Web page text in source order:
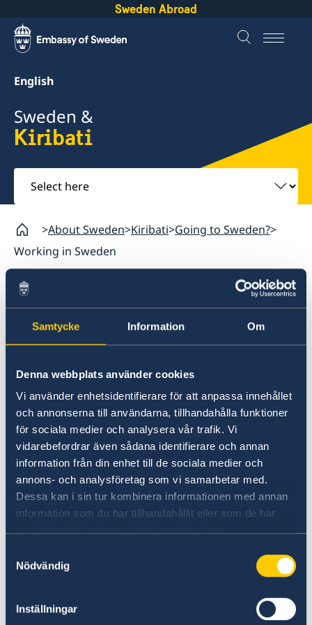
Samtycke Information Om
Denna webbplats använder cookies
Vi använder enhetsidentifierare för att anpassa innehållet
och annonserna till användarna, tillhandahålla funktioner
för sociala medier och analysera vår trafik. Vi
vidarebefordrar även sådana identifierare och annan
information från din enhet till de sociala medier och
annons- och analysföretag som vi samarbetar med.
Dessa kan i sin tur kombinera informationen med annan
information som du har tillhandahållit eller som de har
Nödvändig
Inställningar
Sweden Abroad
English
Sweden &
Kiribati
Select
here
About Sweden Kiribati Going to Sweden?
Working in Sweden
Kiribati
Going to Sweden?
Visiting Sweden
Working in Sweden
Studying in Sweden
Working in Sweden
No local information is currently available.
Please contact the Embassy for information on
any local conditions. A link to the Embassy is
found at the bottom of the page.
Basic information about: Working in
Sweden
Basic information applicable to all countries is
available here. In some countries, additional
conditions also apply – for more information,
drop-down list.